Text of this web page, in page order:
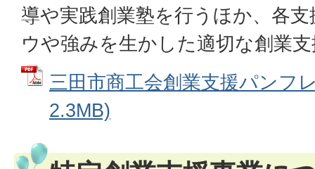
導や実践創業塾を行うほか、各
ウや強みを生かした適切な創業
三田市商工会創業支援パンフ
2.3MB)